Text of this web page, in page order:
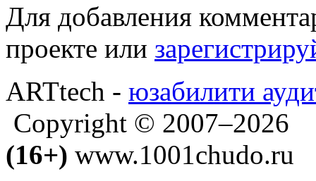
Для добавления
проекте или
ARTtech - юзабилити
Copyright © 2007–2026
(16+) www.1001chudo.ru